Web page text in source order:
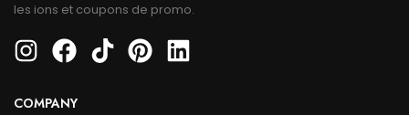
les ions et coupons de promo.
COMPANY